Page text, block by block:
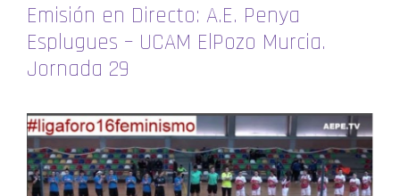
Emisión en Directo: A.E. Penya
Esplugues – UCAM ElPozo Murcia.
Jornada 29